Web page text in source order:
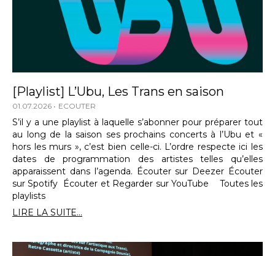
[Playlist] L’Ubu, Les Trans en saison
01.07.2026 ECOUTER
S’il y a une playlist à laquelle s’abonner pour préparer tout
au long de la saison ses prochains concerts à l’Ubu et «
hors les murs », c’est bien celle-ci. L’ordre respecte ici les
dates de programmation des artistes telles qu’elles
apparaissent dans l’agenda. Écouter sur Deezer Écouter
sur Spotify Écouter et Regarder sur YouTube Toutes les
playlists
LIRE LA SUITE...